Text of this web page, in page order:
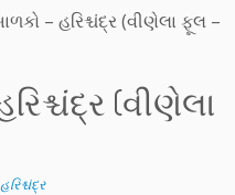
– હરિશ્ચંદ્ર (વીણેલા ફૂલ –
(વીણેલા
હરિશ્ચંદ્ર